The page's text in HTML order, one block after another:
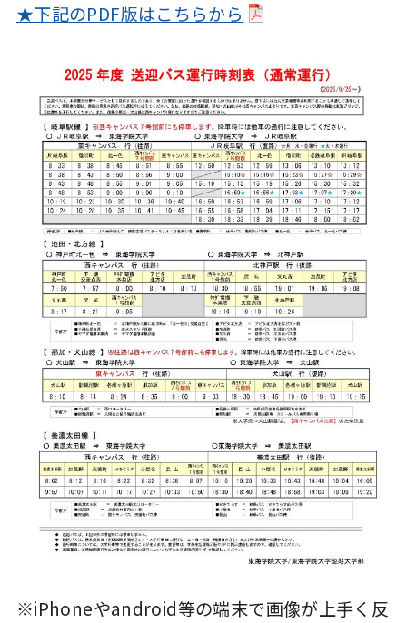
★下記のPDF版はこちらから
※iPhoneやandroid等の端末で画像が上手く反